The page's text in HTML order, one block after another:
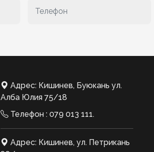
Адрес: Кишинев, Буюкань ул.
Алба Юлия 75/18
Телефон : 079 013 111.
Адрес: Кишинев, ул. Петрикань